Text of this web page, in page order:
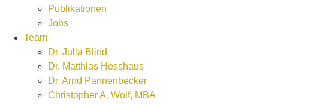
Publikationen
Jobs
Team
Dr. Julia Blind
Dr. Matthias Hesshaus
Dr. Arnd Pannenbecker
Christopher A. Wolf, MBA